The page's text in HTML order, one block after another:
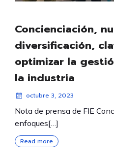
Concienciación,
diversificación,
optimizar la
la industria
octubre 3, 2023
Nota de prensa de FIE
enfoques[…]
Read more